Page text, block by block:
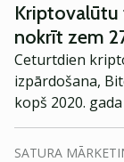
Kriptovalūtu
nokrīt zem
Ceturtdien
izpārdošana,
kopš 2020.
tirgum
kapitalizācijas.
SATURA